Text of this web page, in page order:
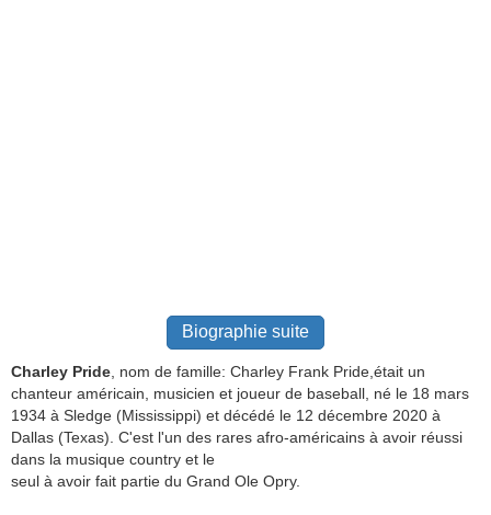
Biographie suite
Charley Pride , nom de famille: Charley Frank Pride,était un
chanteur américain, musicien et joueur de baseball, né le 18 mars
1934 à Sledge (Mississippi) et décédé le 12 décembre 2020 à
Dallas (Texas). C'est l'un des rares afro-américains à avoir réussi
dans la musique country et le
seul à avoir fait partie du Grand Ole Opry.